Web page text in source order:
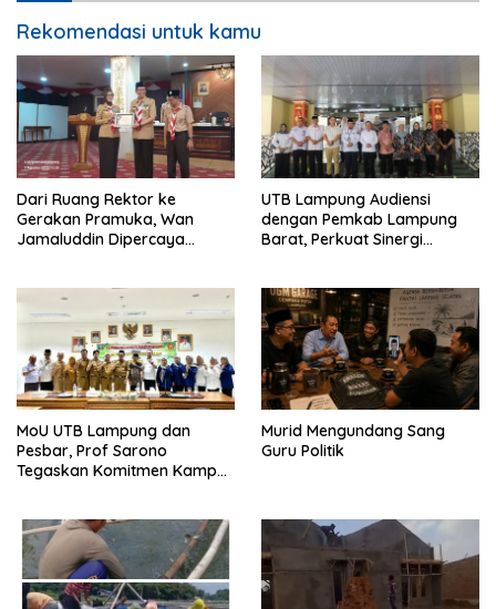
Rekomendasi untuk kamu
Dari Ruang Rektor ke
Gerakan Pramuka, Wan
Jamaluddin Dipercaya
UTB Lampung Audiensi
dengan Pemkab Lampung
Barat, Perkuat Sinergi
MoU UTB Lampung dan
Pesbar, Prof Sarono
Tegaskan Komitmen Kampus
Murid Mengundang Sang
Guru Politik